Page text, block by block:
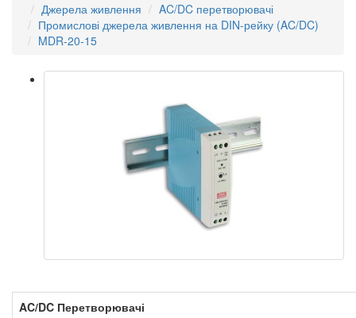
Джерела живлення
AC/DC перетворювачі
Промислові джерела живлення на DIN-рейку (AC/DC)
MDR-20-15
AC/DC Перетворювачі